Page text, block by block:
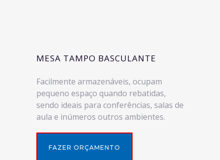
MESA TAMPO BASCULANTE
Facilmente armazenáveis, ocupam
pequeno espaço quando rebatidas,
sendo ideais para conferências, salas de
aula e inúmeros outros ambientes.
FAZER ORÇAMENTO